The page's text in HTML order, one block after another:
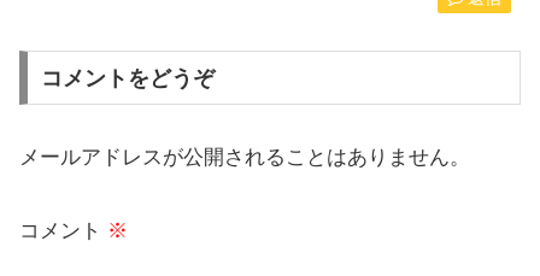
コメントをどうぞ
メールアドレスが公開されることはありません。
コメント ※